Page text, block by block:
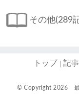
その他(289
トップ 記
© Copyright 2026